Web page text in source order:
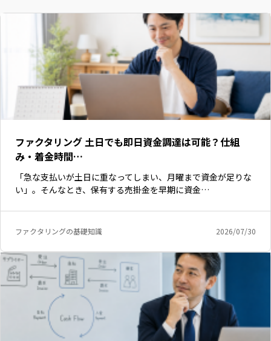
ファクタリング 土日でも即日資金調達は可能？仕組
み・着金時間…
「急な支払いが土日に重なってしまい、月曜まで資金が足りな
い」。そんなとき、保有する売掛金を早期に資金…
ファクタリングの基礎知識 2026/07/30